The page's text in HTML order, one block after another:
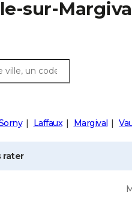
sur-
Laffaux Margival
rater